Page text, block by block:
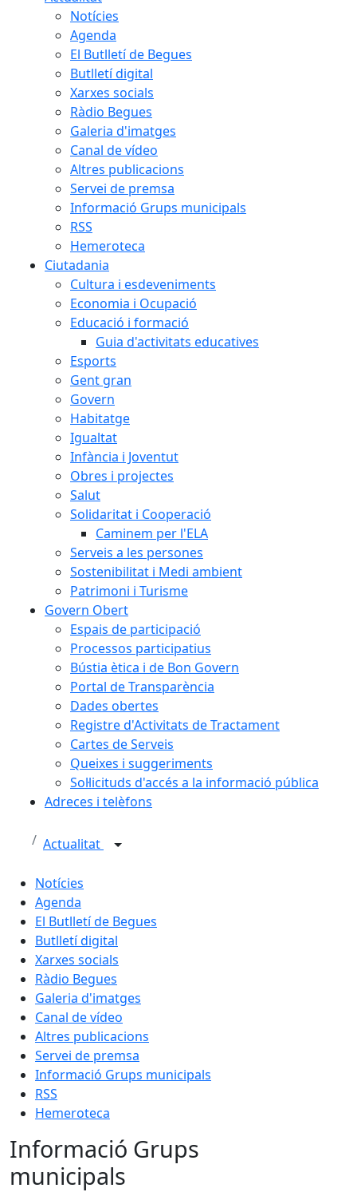
Notícies
Agenda
El Butlletí de Begues
Butlletí digital
Xarxes socials
Ràdio Begues
Galeria d'imatges
Canal de vídeo
Altres publicacions
Servei de premsa
Informació Grups municipals
RSS
Hemeroteca
Ciutadania
Cultura i esdeveniments
Economia i Ocupació
Educació i formació
Guia d'activitats educatives
Esports
Gent gran
Govern
Habitatge
Igualtat
Infància i Joventut
Obres i projectes
Salut
Solidaritat i Cooperació
Caminem per l'ELA
Serveis a les persones
Sostenibilitat i Medi ambient
Patrimoni i Turisme
Govern Obert
Espais de participació
Processos participatius
Bústia ètica i de Bon Govern
Portal de Transparència
Dades obertes
Registre d'Activitats de Tractament
Cartes de Serveis
Queixes i suggeriments
Sol·licituds d'accés a la informació pública
Adreces i telèfons
Actualitat
Notícies
Agenda
El Butlletí de Begues
Butlletí digital
Xarxes socials
Ràdio Begues
Galeria d'imatges
Canal de vídeo
Altres publicacions
Servei de premsa
Informació Grups municipals
RSS
Hemeroteca
Informació Grups
municipals